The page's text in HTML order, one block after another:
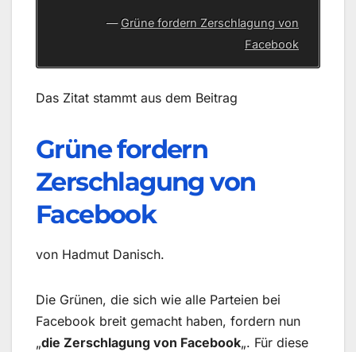
Grüne fordern Zerschlagung von
Facebook
Das Zitat stammt aus dem Beitrag
Grüne fordern
Zerschlagung von
Facebook
von Hadmut Danisch.
Die Grünen, die sich wie alle Parteien bei
Facebook breit gemacht haben, fordern nun
„die Zerschlagung von Facebook„. Für diese